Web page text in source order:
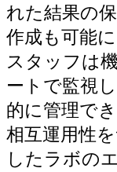
れた結果の
作成も可能
スタッフは
ートで監視
的に管理で
相互運用性
したラボの